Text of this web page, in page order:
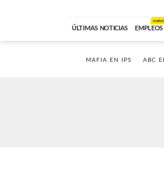
ÚLTIMAS NOTICIAS EMPLEOS
MAFIA EN IPS ABC